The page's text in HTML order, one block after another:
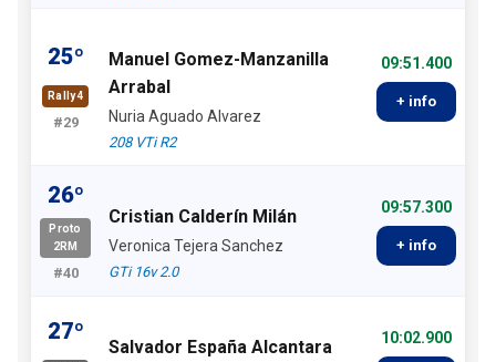
25º
Rally4
#29
Manuel Gomez-Manzanilla
Arrabal
Nuria Aguado Alvarez
208 VTi R2
09:51.400
+ info
26º
Proto
2RM
#40
Cristian Calderín Milán
Veronica Tejera Sanchez
GTi 16v 2.0
09:57.300
+ info
27º
Salvador España Alcantara 10:02.900